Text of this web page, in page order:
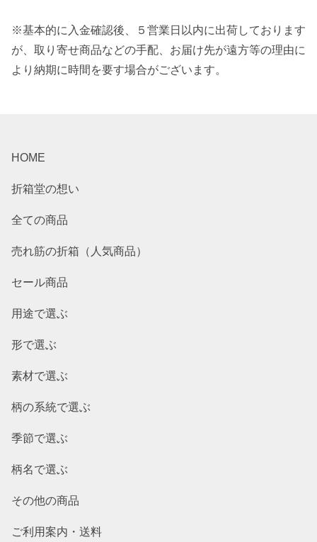
※基本的に入金確認後、５営業日以内に出荷しております
が、取り寄せ商品などの手配、お届け先が遠方等の理由に
より納期に時間を要す場合がございます。
HOME
折箱堂の想い
全ての商品
売れ筋の折箱（人気商品）
セール商品
用途で選ぶ
形で選ぶ
素材で選ぶ
柄の系統で選ぶ
季節で選ぶ
柄名で選ぶ
その他の商品
ご利用案内・送料